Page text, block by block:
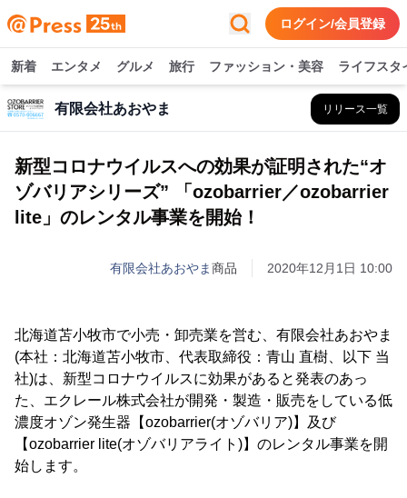
ログイン/会員登録
新着 エンタメ グルメ 旅行 ファッション・美容 ライフスタ
有限会社あおやま リリース一覧
新型コロナウイルスへの効果が証明された“オ
ゾバリアシリーズ” 「ozobarrier／ozobarrier
lite」のレンタル事業を開始！
有限会社あおやま商品 2020年12月1日 10:00
北海道苫小牧市で小売・卸売業を営む、有限会社あおやま
(本社：北海道苫小牧市、代表取締役：青山 直樹、以下 当
社)は、新型コロナウイルスに効果があると発表のあっ
た、エクレール株式会社が開発・製造・販売をしている低
濃度オゾン発生器【ozobarrier(オゾバリア)】及び
【ozobarrier lite(オゾバリアライト)】のレンタル事業を開
始します。